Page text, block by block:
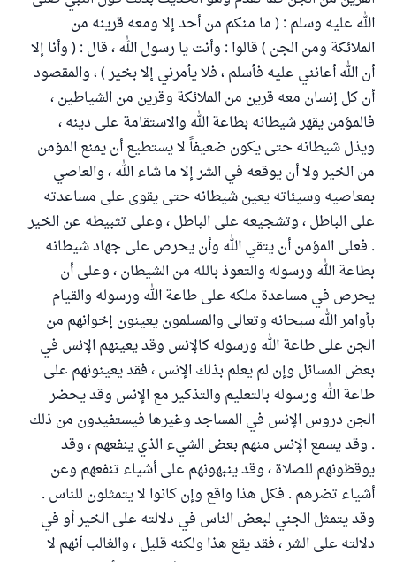
الله عليه وسلم : ( ما منكم من أحد إلا ومعه قرينه من
الملائكة ومن الجن ) قالوا : وأنت يا رسول الله ، قال : ( وأنا إلا
أن الله أعانني عليه فأسلم ، فلا يأمرني إلا بخير ) ، والمقصود
أن كل إنسان معه قرين من الملائكة وقرين من الشياطين ،
فالمؤمن يقهر شيطانه بطاعة الله والاستقامة على دينه ،
ويذل شيطانه حتى يكون ضعيفاً لا يستطيع أن يمنع المؤمن
من الخير ولا أن يوقعه في الشر إلا ما شاء الله ، والعاصي
بمعاصيه وسيئاته يعين شيطانه حتى يقوى على مساعدته
على الباطل ، وتشجيعه على الباطل ، وعلى تثبيطه عن الخير
. فعلى المؤمن أن يتقي الله وأن يحرص على جهاد شيطانه
بطاعة الله ورسوله والتعوذ بالله من الشيطان ، وعلى أن
يحرص في مساعدة ملكه على طاعة الله ورسوله والقيام
بأوامر الله سبحانه وتعالى والمسلمون يعينون إخوانهم من
الجن على طاعة الله ورسوله كالإنس وقد يعينهم الإنس في
بعض المسائل وإن لم يعلم بذلك الإنس ، فقد يعينونهم على
طاعة الله ورسوله بالتعليم والتذكير مع الإنس وقد يحضر
الجن دروس الإنس في المساجد وغيرها فيستفيدون من ذلك
. وقد يسمع الإنس منهم بعض الشيء الذي ينفعهم ، وقد
يوقظونهم للصلاة ، وقد ينبهونهم على أشياء تنفعهم وعن
أشياء تضرهم . فكل هذا واقع وإن كانوا لا يتمثلون للناس .
وقد يتمثل الجني لبعض الناس في دلالته على الخير أو في
دلالته على الشر ، فقد يقع هذا ولكنه قليل ، والغالب أنهم لا